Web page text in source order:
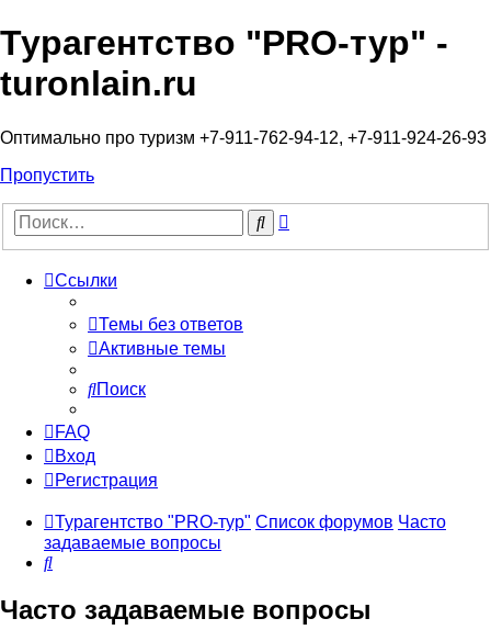
Турагентство "PRO-тур" -
turonlain.ru
Оптимально про туризм +7-911-762-94-12, +7-911-924-26-93
Пропустить
Поиск
Ссылки
Темы без ответов
Активные темы
Поиск
FAQ
Вход
Регистрация
Турагентство "PRO-тур" Список форумов Часто
задаваемые вопросы
Поиск
Часто задаваемые вопросы